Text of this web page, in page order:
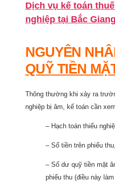
Dịch vụ kế toán
nghiệp tại Bắc Giang
NGUYÊN
QUỸ TIỀN
Thông thường khi xảy ra
nghiệp bị âm, kế toán cần
– Hạch toán thiếu
– Số tiền trên phiếu
– Số dư quỹ tiền mặt
phiếu thu (điều này